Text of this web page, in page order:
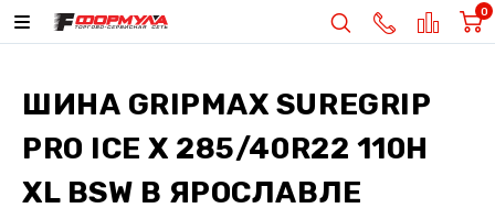
0
ШИНА GRIPMAX SUREGRIP
PRO ICE X 285/40R22 110H
XL BSW В ЯРОСЛАВЛЕ